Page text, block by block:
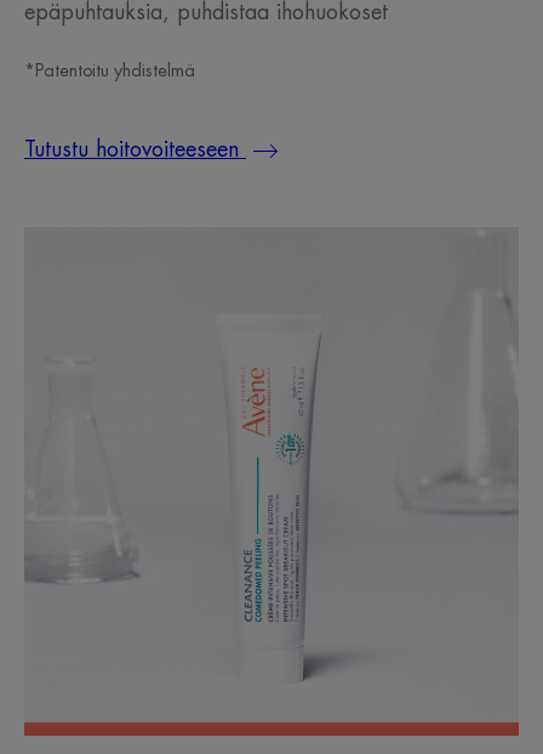
epäpuhtauksia, puhdistaa ihohuokoset
*Patentoitu yhdistelmä
Tutustu hoitovoiteeseen